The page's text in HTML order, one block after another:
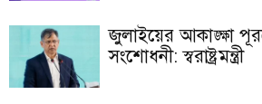
জুলাইয়ের আকাঙ্ক্ষা
সংশোধনী: স্বরাষ্ট্রমন্ত্রী